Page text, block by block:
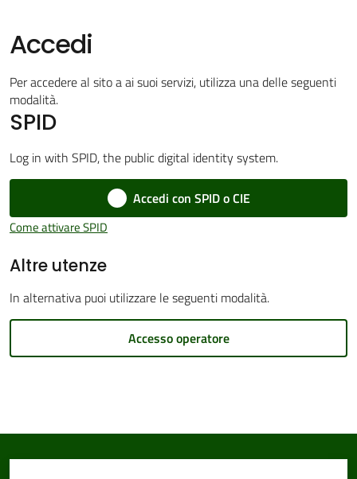
Vivere
Galliera
Amministrazione
Trasparente
Tutti
gli
argomenti...
Accedi
Per accedere al sito a ai suoi servizi, utilizza una delle seguenti
modalità.
SPID
Log in with SPID, the public digital identity system.
Accedi con SPID o CIE
Come attivare SPID
Altre utenze
In alternativa puoi utilizzare le seguenti modalità.
Accesso operatore